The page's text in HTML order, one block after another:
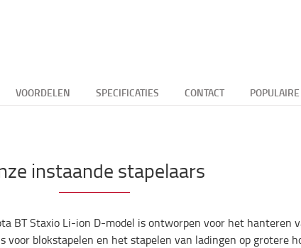
VOORDELEN SPECIFICATIES CONTACT
instaande stapelaars
BT Staxio Li-ion D-model is ontworpen voor het hanteren
blokstapelen en het stapelen van ladingen op grotere